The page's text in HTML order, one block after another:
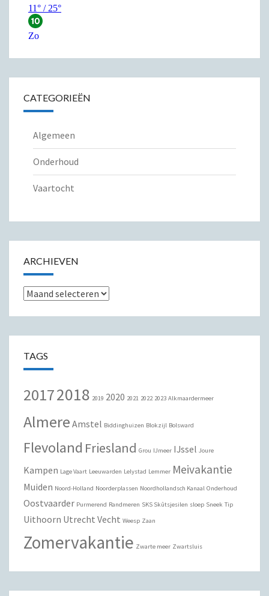
CATEGORIEËN
Algemeen
Onderhoud
Vaartocht
ARCHIEVEN
Archieven
TAGS
20172018 2019 2020 2021 2022 2023 Alkmaardermeer
Almere Amstel Biddinghuizen Blokzijl Bolsward
Flevoland Friesland Grou IJmeer IJssel Joure
Kampen Lage Vaart Leeuwarden Lelystad Lemmer Meivakantie
Muiden Noord-Holland Noorderplassen Noordhollandsch Kanaal Onderhoud
Oostvaarder Purmerend Randmeren SKS Skûtsjesilen sloep Sneek Tip
Uithoorn Utrecht Vecht Weesp Zaan
Zomervakantie Zwarte meer Zwartsluis